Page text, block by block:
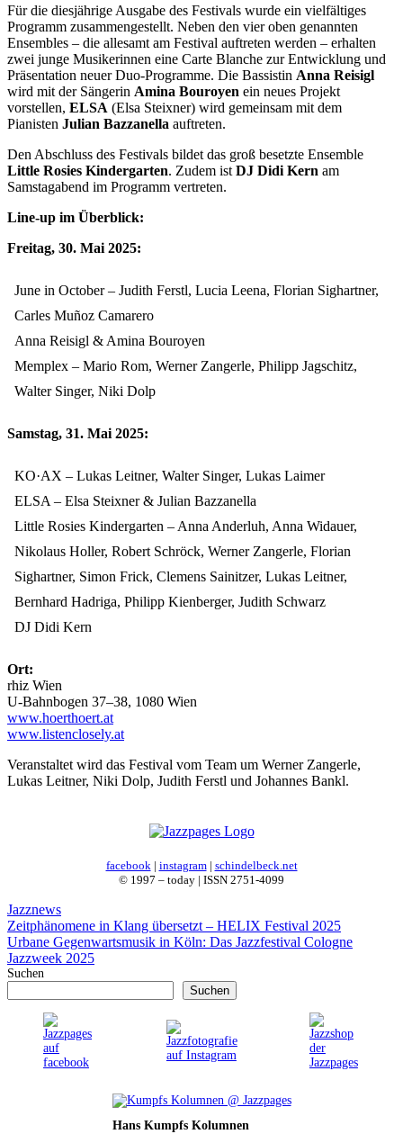
Für die diesjährige Ausgabe des Festivals wurde ein vielfältiges
Programm zusammengestellt. Neben den vier oben genannten
Ensembles – die allesamt am Festival auftreten werden – erhalten
zwei junge Musikerinnen eine Carte Blanche zur Entwicklung und
Präsentation neuer Duo-Programme. Die Bassistin Anna Reisigl
wird mit der Sängerin Amina Bouroyen ein neues Projekt
vorstellen, ELSA (Elsa Steixner) wird gemeinsam mit dem
Pianisten Julian Bazzanella auftreten.
Den Abschluss des Festivals bildet das groß besetzte Ensemble
Little Rosies Kindergarten. Zudem ist DJ Didi Kern am
Samstagabend im Programm vertreten.
Line-up im Überblick:
Freitag, 30. Mai 2025:
June in October – Judith Ferstl, Lucia Leena, Florian Sighartner,
Carles Muñoz Camarero
Anna Reisigl & Amina Bouroyen
Memplex – Mario Rom, Werner Zangerle, Philipp Jagschitz,
Walter Singer, Niki Dolp
Samstag, 31. Mai 2025:
KO·AX – Lukas Leitner, Walter Singer, Lukas Laimer
ELSA – Elsa Steixner & Julian Bazzanella
Little Rosies Kindergarten – Anna Anderluh, Anna Widauer,
Nikolaus Holler, Robert Schröck, Werner Zangerle, Florian
Sighartner, Simon Frick, Clemens Sainitzer, Lukas Leitner,
Bernhard Hadriga, Philipp Kienberger, Judith Schwarz
DJ Didi Kern
Ort:
rhiz Wien
U-Bahnbogen 37–38, 1080 Wien
www.hoerthoert.at
www.listenclosely.at
Veranstaltet wird das Festival vom Team um Werner Zangerle,
Lukas Leitner, Niki Dolp, Judith Ferstl und Johannes Bankl.
facebook | instagram| schindelbeck.net
© 1997 – today | ISSN 2751-4099
Kategorien
Jazznews
Zeitphänomene in Klang übersetzt – HELIX Festival 2025
Urbane Gegenwartsmusik in Köln: Das Jazzfestival Cologne
Jazzweek 2025
Suchen
Suchen
Hans Kumpfs Kolumnen